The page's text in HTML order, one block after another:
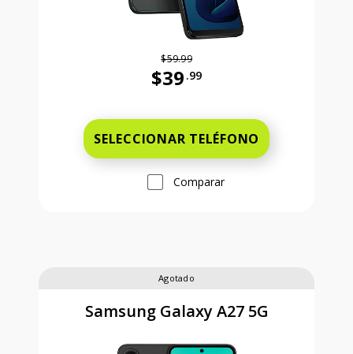
$59.99
$39 .99
SELECCIONAR TELÉFONO
Comparar
Agotado
Samsung Galaxy A27 5G